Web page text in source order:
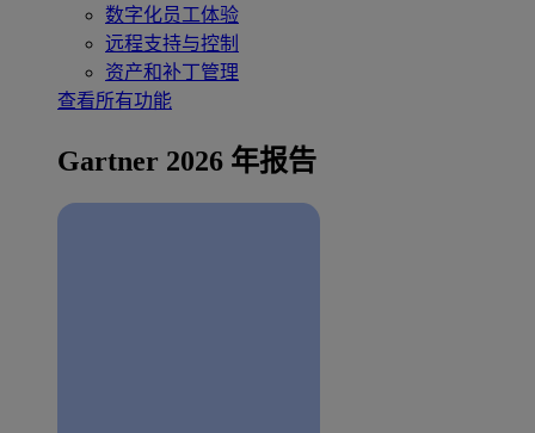
数字化员工体验
远程支持与控制
资产和补丁管理
查看所有功能
Gartner 2026 年报告